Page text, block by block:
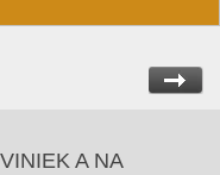
A NA